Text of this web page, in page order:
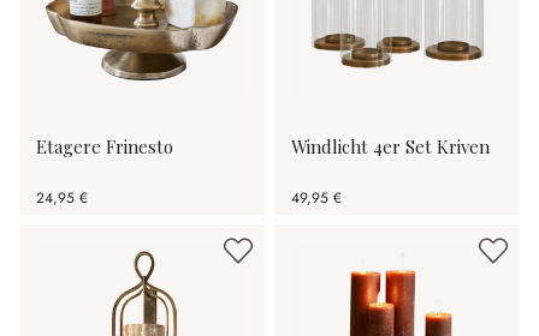
Etagere Frinesto
24,95 €
Windlicht 4er Set Kriven
49,95 €